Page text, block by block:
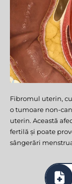
Fibromul uterin,
o tumoare non-
uterin. Această
fertilă și poate
sângerări